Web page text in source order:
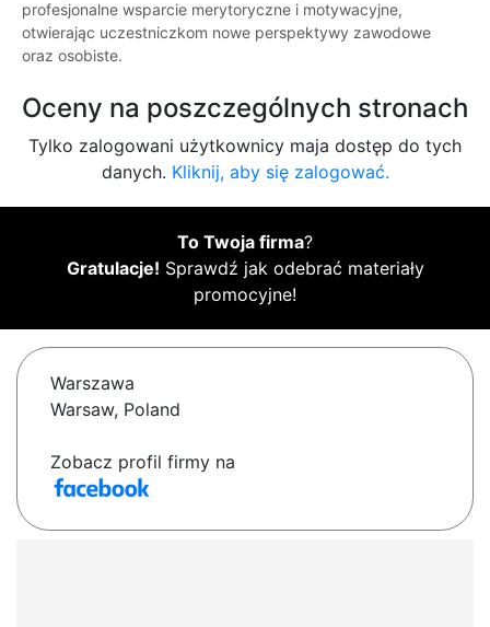
profesjonalne wsparcie merytoryczne i motywacyjne,
otwierając uczestniczkom nowe perspektywy zawodowe
oraz osobiste.
Oceny na poszczególnych stronach
Tylko zalogowani użytkownicy maja dostęp do tych
danych. Kliknij, aby się zalogować.
To Twoja firma?
Gratulacje! Sprawdź jak odebrać materiały
promocyjne!
Warszawa
Warsaw, Poland
Zobacz profil firmy na